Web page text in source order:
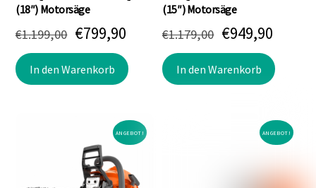
(18″) Motorsäge
€1.199,00 Ursprünglicher
Preis
war:
€799,90Aktueller
Preis
ist:
In den Warenkorb
(15″) Motorsäge
€1.179,00
Preis
war:
€949,90
Preis
ist:
In den Warenkorb
ANGEBOT! ANGEBOT!